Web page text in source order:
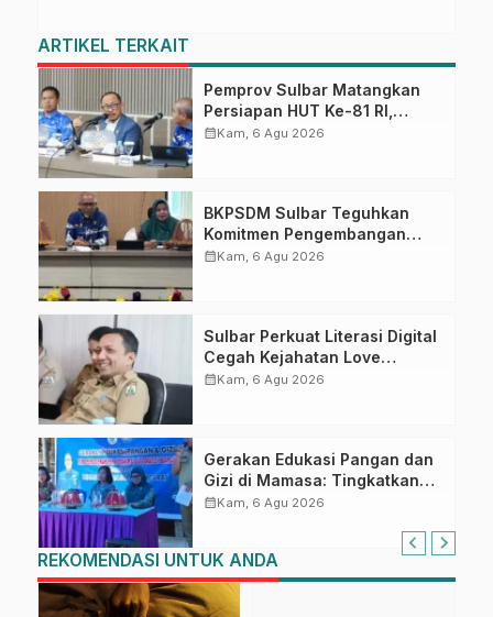
ARTIKEL TERKAIT
Pemprov Sulbar Matangkan
Persiapan HUT Ke-81 RI,
Puncak Upacara di Lapangan
calendar_monthKam, 6 Agu 2026
BKPSDM Sulbar Teguhkan
Komitmen Pengembangan
Kompetensi ASN melalui
calendar_monthKam, 6 Agu 2026
Sulbar Perkuat Literasi Digital
Cegah Kejahatan Love
Scamming
calendar_monthKam, 6 Agu 2026
Gerakan Edukasi Pangan dan
Gizi di Mamasa: Tingkatkan
Pengetahuan dan
calendar_monthKam, 6 Agu 2026
REKOMENDASI UNTUK ANDA